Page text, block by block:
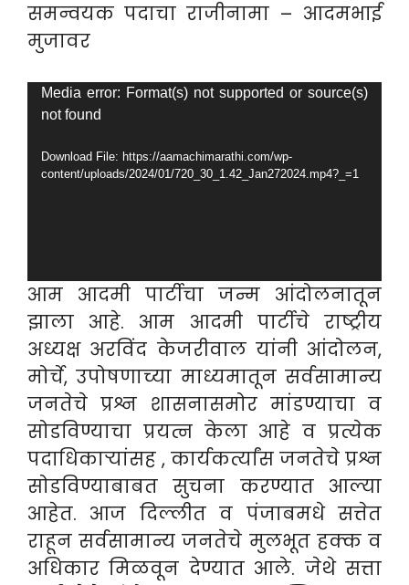
समन्वयक पदाचा राजीनामा – आदमभाई
मुजावर
Video
Player
Media error: Format(s) not supported or source(s)
not found
Download File: https://aamachimarathi.com/wp-
content/uploads/2024/01/720_30_1.42_Jan272024.mp4?_=1
आम आदमी पार्टीचा जन्म आंदोलनातून
झाला आहे. आम आदमी पार्टीचे राष्ट्रीय
अध्यक्ष अरविंद केजरीवाल यांनी आंदोलन,
मोर्चे, उपोषणाच्या माध्यमातून सर्वसामान्य
जनतेचे प्रश्न शासनासमोर मांडण्याचा व
सोडविण्याचा प्रयत्न केला आहे व प्रत्येक
पदाधिकाऱ्यांसह , कार्यकर्त्यांस जनतेचे प्रश्न
सोडविण्याबाबत सुचना करण्यात आल्या
आहेत. आज दिल्लीत व पंजाबमधे सत्तेत
राहून सर्वसामान्य जनतेचे मुलभूत हक्क व
अधिकार मिळवून देण्यात आले. जेथे सत्ता